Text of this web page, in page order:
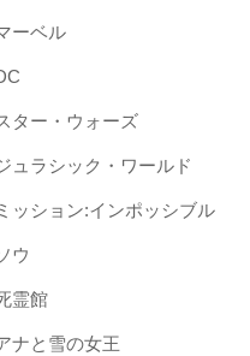
ーベル
ター・ウォーズ
ュラシック・ワールド
ッション:インポッシブル
ウ
霊館
ナと雪の女王